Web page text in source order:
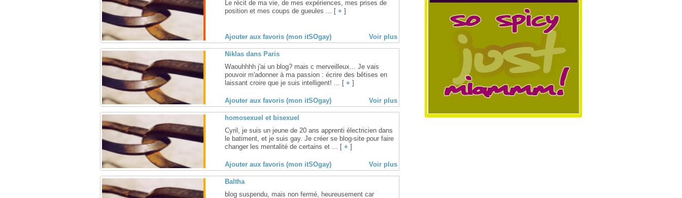
Le récit de ma vie, de mes expériences, mes prises de
position et mes coups de gueules ... [ + ]
Ajouter aux favoris (mon itSOgay) Voir plus
Niklas dans Paris
Waouhhhh j'ai un blog? mais c merveilleux... Je vais
pouvoir m'adonner à ma passion : écrire des bêtises en
laissant croire que je suis intelligent! ... [ + ]
Ajouter aux favoris (mon itSOgay) Voir plus
homosexuel et bisexuel
Cyril, je suis un jeune de 20 ans apprenti électricien dans
le batiment, et je suis gay. Je créer se blog-site pour faire
changer les mentalité de certains et ... [ + ]
Ajouter aux favoris (mon itSOgay) Voir plus
Baltha
blog suspendu, mais non fermé, heureusement car